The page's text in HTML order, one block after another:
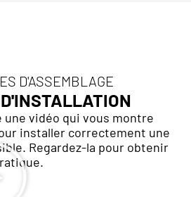
D'ASSEMBLAGE
une vidéo qui vous montre
installer correctement une
Regardez-la pour obtenir